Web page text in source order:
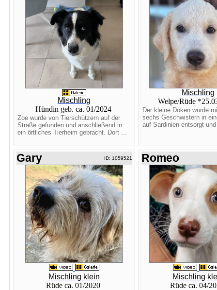
Mischling
Hündin geb. ca. 01/2024
Zoe wurde von Tierschützern auf der
Straße gefunden und anschließend in
ein örtliches Tierheim gebracht. Dort ...
Mischling
Welpe/Rüde
Der kleine Doken wurde
sechs Geschwistern in
auf Sardinien entsorgt
Gary ID: 1059521
Mischling klein
Rüde ca. 01/2020
Romeo
Mischling
Rüde ca. 04/